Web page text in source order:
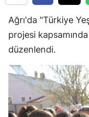
Ağrı'da "Türkiye
projesi kapsamında
düzenlendi.